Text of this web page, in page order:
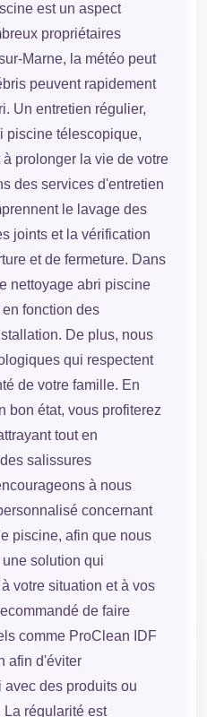
est un aspect
propriétaires
Marne, la météo peut
peuvent rapidement
Un entretien régulier,
piscine télescopique,
prolonger la vie de votre
des services d'entretien
le lavage des
joints et la vérification
et de fermeture. Dans
nettoyage abri piscine
fonction des
De plus, nous
qui respectent
de votre famille. En
bon état, vous profiterez
tout en
salissures
à nous
concernant
piscine, afin que nous
solution qui
votre situation et à vos
de faire
comme ProClean IDF
afin d'éviter
des produits ou
régularité est